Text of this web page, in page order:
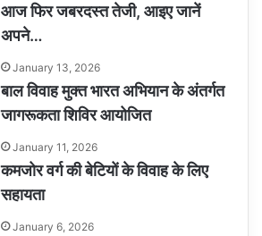
आज फिर जबरदस्त तेजी, आइए जानें
अपने…
January 13, 2026
बाल विवाह मुक्त भारत अभियान के अंतर्गत
जागरूकता शिविर आयोजित
January 11, 2026
कमजोर वर्ग की बेटियों के विवाह के लिए
सहायता
January 6, 2026